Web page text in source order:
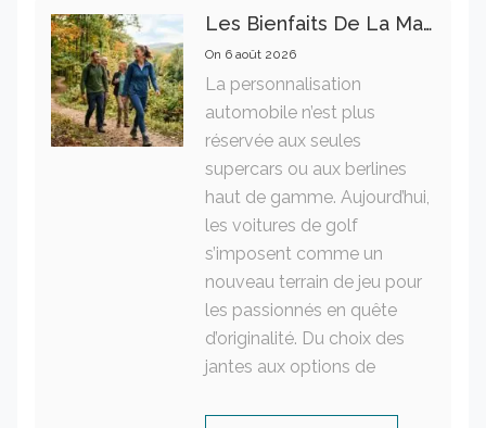
Les Bienfaits De La Marche Sur La Santé Physique Et Mentale
On 6 août 2026
La personnalisation
automobile n’est plus
réservée aux seules
supercars ou aux berlines
haut de gamme. Aujourd’hui,
les voitures de golf
s’imposent comme un
nouveau terrain de jeu pour
les passionnés en quête
d’originalité. Du choix des
jantes aux options de